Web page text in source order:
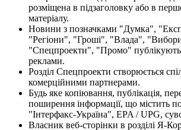
розміщена в підзаголовку або в
матеріалу.
Новини з позначками "Думка",
"Регіони", "Гроші", "Влада",
"Спецпроекти", "Промо"
реклами.
Розділ Спецпроекти створюється
комерційними партнерами.
Будь яке копіювання, публікація,
поширення інформації, що містить
"Інтерфакс-Україна", EPA / UPG,
Власник веб-сторінки в розділі Я-